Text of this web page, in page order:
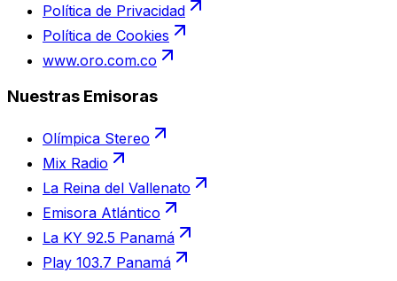
Política de Privacidad
Política de Cookies
www.oro.com.co
Nuestras Emisoras
Olímpica Stereo
Mix Radio
La Reina del Vallenato
Emisora Atlántico
La KY 92.5 Panamá
Play 103.7 Panamá